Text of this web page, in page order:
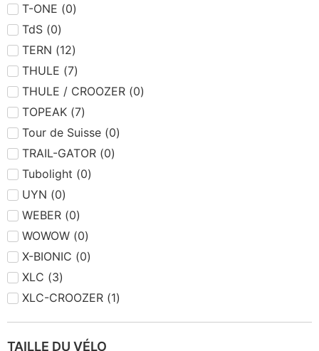
T-ONE (0)
TdS (0)
TERN (12)
THULE (7)
THULE / CROOZER (0)
TOPEAK (7)
Tour de Suisse (0)
TRAIL-GATOR (0)
Tubolight (0)
UYN (0)
WEBER (0)
WOWOW (0)
X-BIONIC (0)
XLC (3)
XLC-CROOZER (1)
TAILLE DU VÉLO